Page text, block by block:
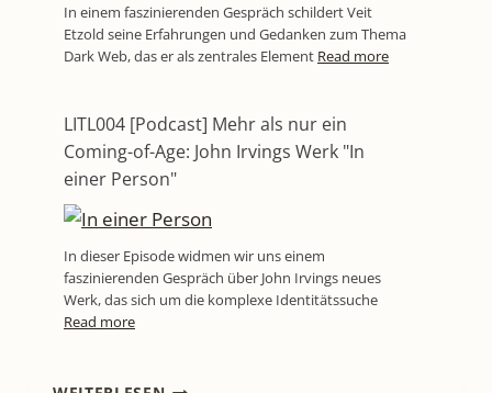
In einem faszinierenden Gespräch schildert Veit
Etzold seine Erfahrungen und Gedanken zum Thema
Dark Web, das er als zentrales Element Read more
LITL004 [Podcast] Mehr als nur ein
Coming-of-Age: John Irvings Werk "In
einer Person"
In dieser Episode widmen wir uns einem
faszinierenden Gespräch über John Irvings neues
Werk, das sich um die komplexe Identitätssuche
Read more
LITL273